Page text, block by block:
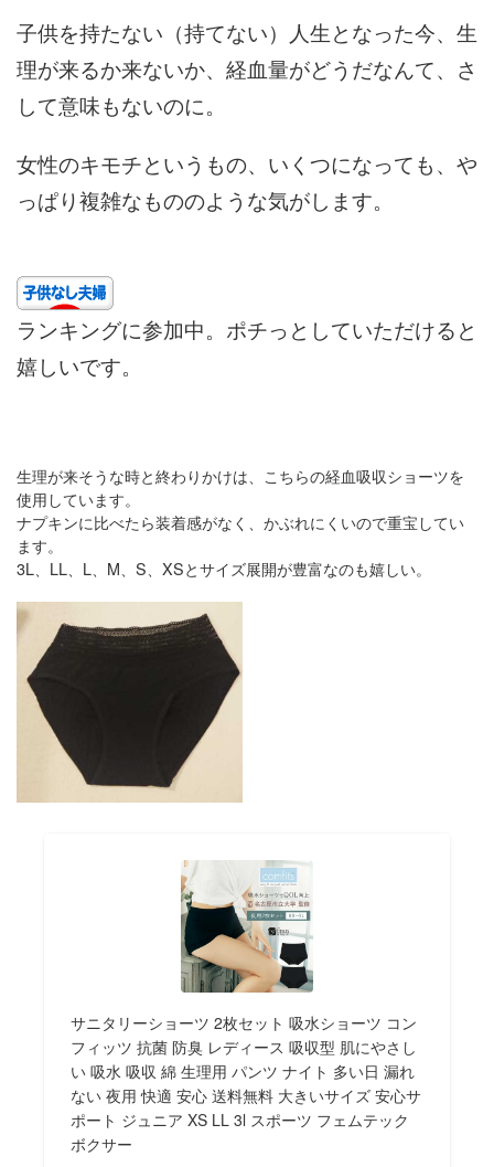
子供を持たない（持てない）人生となった今、生
理が来るか来ないか、経血量がどうだなんて、さ
して意味もないのに。
女性のキモチというもの、いくつになっても、や
っぱり複雑なもののような気がします。
ランキングに参加中。ポチっとしていただけると
嬉しいです。
生理が来そうな時と終わりかけは、こちらの経血吸収ショーツを
使用しています。
ナプキンに比べたら装着感がなく、かぶれにくいので重宝してい
ます。
3L、LL、L、M、S、XSとサイズ展開が豊富なのも嬉しい。
サニタリーショーツ 2枚セット 吸水ショーツ コン
フィッツ 抗菌 防臭 レディース 吸収型 肌にやさし
い 吸水 吸収 綿 生理用 パンツ ナイト 多い日 漏れ
ない 夜用 快適 安心 送料無料 大きいサイズ 安心サ
ポート ジュニア XS LL 3l スポーツ フェムテック
ボクサー